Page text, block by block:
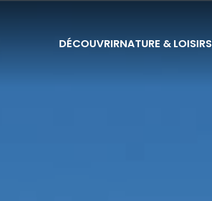
DÉCOUVRIRNATURE & LOISIRS